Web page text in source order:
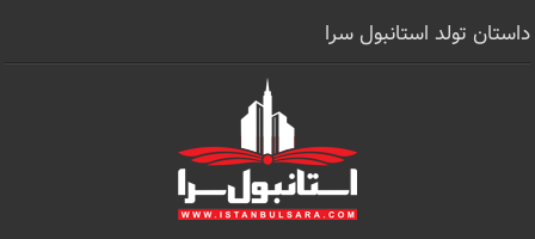
داستان تولد استانبول سرا